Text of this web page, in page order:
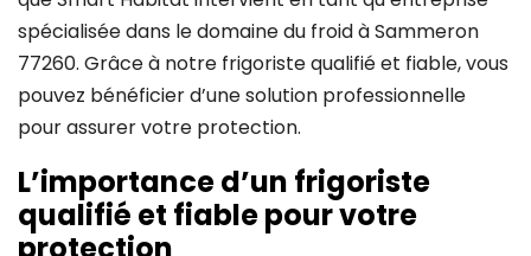
spécialisée dans le domaine du froid à Sammeron
77260. Grâce à notre frigoriste qualifié et fiable, vous
pouvez bénéficier d’une solution professionnelle
pour assurer votre protection.
L’importance d’un frigoriste
qualifié et fiable pour votre